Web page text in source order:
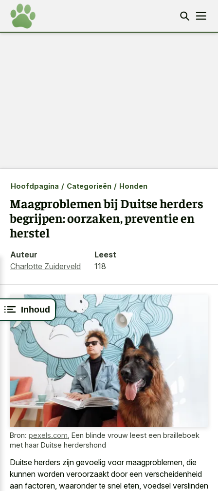
Inhoud
Hoofdpagina / Categorieën / Honden
Maagproblemen bij Duitse herders
begrijpen: oorzaken, preventie en
herstel
Auteur
Charlotte Zuiderveld
Leest
118
Bron: pexels.com Een blinde vrouw leest een brailleboek
met haar Duitse herdershond
Duitse herders zijn gevoelig voor maagproblemen, die
kunnen worden veroorzaakt door een verscheidenheid
aan factoren, waaronder te snel eten, voedsel verslinden